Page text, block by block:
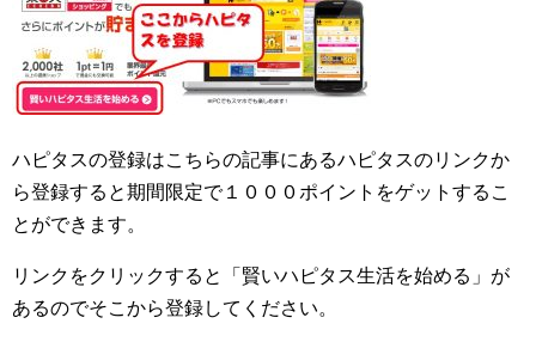
ハピタスの登録はこちらの記事にあるハピタスのリンクか
ら登録すると期間限定で１０００ポイントをゲットするこ
とができます。
リンクをクリックすると「賢いハピタス生活を始める」が
あるのでそこから登録してください。